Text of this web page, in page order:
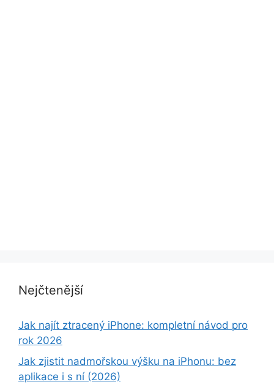
Nejčtenější
Jak najít ztracený iPhone: kompletní návod pro
rok 2026
Jak zjistit nadmořskou výšku na iPhonu: bez
aplikace i s ní (2026)